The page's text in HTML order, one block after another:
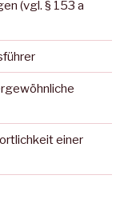
(vgl. § 153 a
einer